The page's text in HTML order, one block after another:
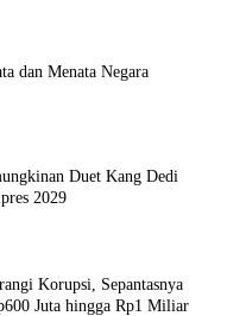
dan Menata Negara
Duet Kang Dedi
2029
Korupsi, Sepantasnya
Juta hingga Rp1 Miliar